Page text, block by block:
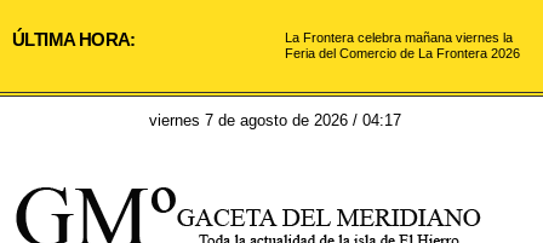
ÚLTIMA HORA:
La Frontera celebra mañana viernes la
Feria del Comercio de La Frontera 2026
viernes 7 de agosto de 2026 / 04:17